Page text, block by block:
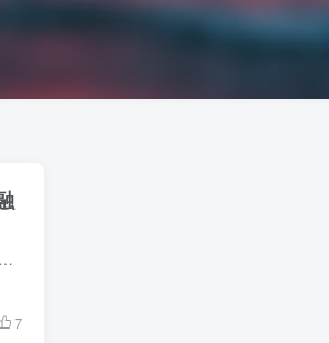
探索麦迪森控股（08057.HK）2024年最新财务状况与股价波动，了解其在消费信贷行业的表现和未来投资潜力，立即点击获取详细报告！
7